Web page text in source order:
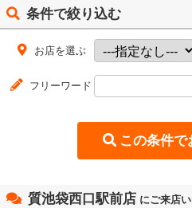
条件で絞り込む
お店を選ぶ
フリーワード
質池袋西口駅前店 にご来店